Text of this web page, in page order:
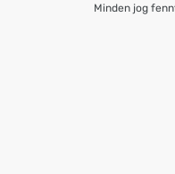
Minden jog